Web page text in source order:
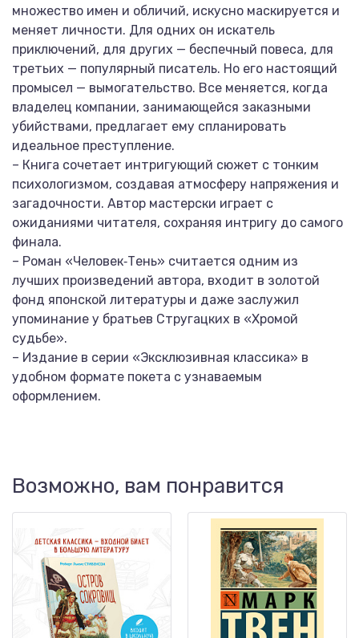
множество имен и обличий, искусно маскируется и
меняет личности. Для одних он искатель
приключений, для других — беспечный повеса, для
третьих — популярный писатель. Но его настоящий
промысел — вымогательство. Все меняется, когда
владелец компании, занимающейся заказными
убийствами, предлагает ему спланировать
идеальное преступление.
– Книга сочетает интригующий сюжет с тонким
психологизмом, создавая атмосферу напряжения и
загадочности. Автор мастерски играет с
ожиданиями читателя, сохраняя интригу до самого
финала.
– Роман «Человек‑Тень» считается одним из
лучших произведений автора, входит в золотой
фонд японской литературы и даже заслужил
упоминание у братьев Стругацких в «Хромой
судьбе».
– Издание в серии «Эксклюзивная классика» в
удобном формате покета с узнаваемым
оформлением.
Возможно, вам понравится